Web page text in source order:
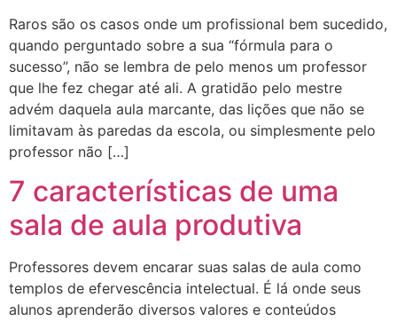
Raros são os casos onde um profissional bem sucedido,
quando perguntado sobre a sua “fórmula para o
sucesso”, não se lembra de pelo menos um professor
que lhe fez chegar até ali. A gratidão pelo mestre
advém daquela aula marcante, das lições que não se
limitavam às paredas da escola, ou simplesmente pelo
professor não […]
7 características de uma
sala de aula produtiva
Professores devem encarar suas salas de aula como
templos de efervescência intelectual. É lá onde seus
alunos aprenderão diversos valores e conteúdos